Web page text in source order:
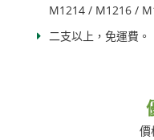
M1214 / M1216 /
二支以上，免運費。
價